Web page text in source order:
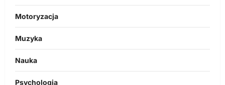
Motoryzacja
Muzyka
Nauka
Psychologia